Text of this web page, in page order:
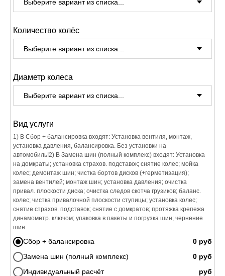
Количество колёс
Диаметр колеса
Вид услуги
1) В Сбор + балансировка входят: Установка вентиля, монтаж,
установка давления, балансировка. Без установки на
автомобиль!2) В Замена шин (полный комплекс) входят: Установка
на домкраты; установка страхов. подставок; снятие колес; мойка
колес; демонтаж шин; чистка бортов дисков (+герметизация);
замена вентилей; монтаж шин; установка давления; очистка
привал. плоскости диска; очистка следов скотча грузиков; баланс.
колес; чистка привалочной плоскости ступицы; установка колес;
снятие страхов. подставок; снятие с домкратов; протяжка крепежа
динамометр. ключом; упаковка в пакеты и погрузка шин; чернение
шин.
Сбор + балансировка
Замена шин (полный комплекс)
Индивидуальный расчёт